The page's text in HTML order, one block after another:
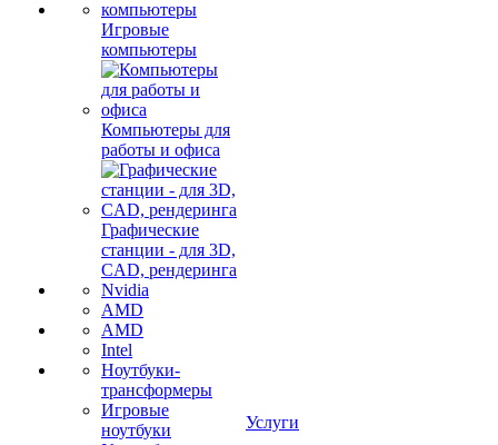
Игровые
компьютеры
Компьютеры для
работы и офиса
Графические
станции - для 3D,
CAD, рендеринга
Nvidia
AMD
AMD
Intel
Ноутбуки-
трансформеры
Игровые
ноутбуки
Услуги